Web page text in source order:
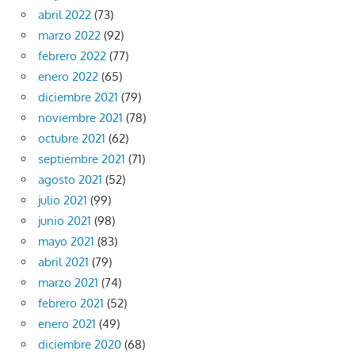
abril 2022 (73)
marzo 2022 (92)
febrero 2022 (77)
enero 2022 (65)
diciembre 2021 (79)
noviembre 2021 (78)
octubre 2021 (62)
septiembre 2021 (71)
agosto 2021 (52)
julio 2021 (99)
junio 2021 (98)
mayo 2021 (83)
abril 2021 (79)
marzo 2021 (74)
febrero 2021 (52)
enero 2021 (49)
diciembre 2020 (68)